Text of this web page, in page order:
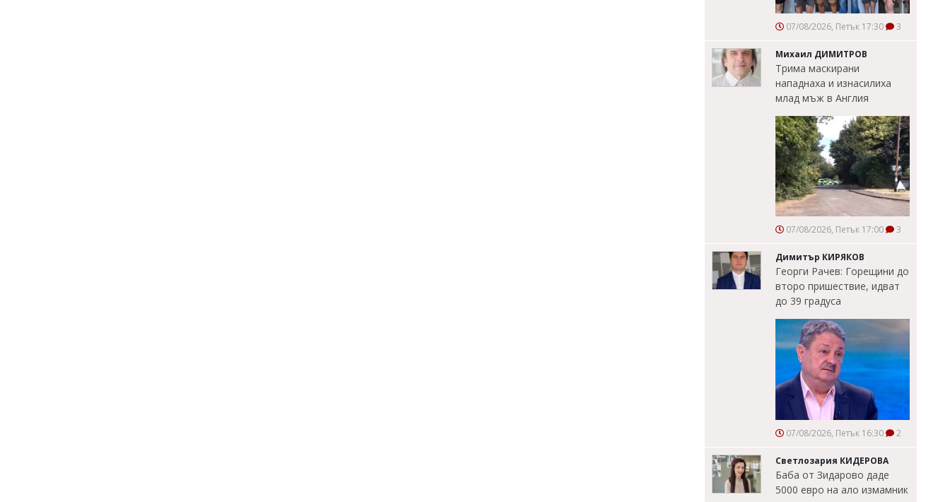
07/08/2026, Петък 17:30 3
Михаил ДИМИТРОВ
Трима маскирани
нападнаха и изнасилиха
млад мъж в Англия
07/08/2026, Петък 17:00 3
Димитър КИРЯКОВ
Георги Рачев: Горещини до
второ пришествие, идват
до 39 градуса
07/08/2026, Петък 16:30 2
Светлозария КИДЕРОВА
Баба от Зидарово даде
5000 евро на ало измамник